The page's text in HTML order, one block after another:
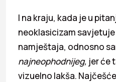
I na kraju, kada je u
neoklasicizam
namještaja, odnosno
najneophodnijeg, jer će
vizuelno lakša.